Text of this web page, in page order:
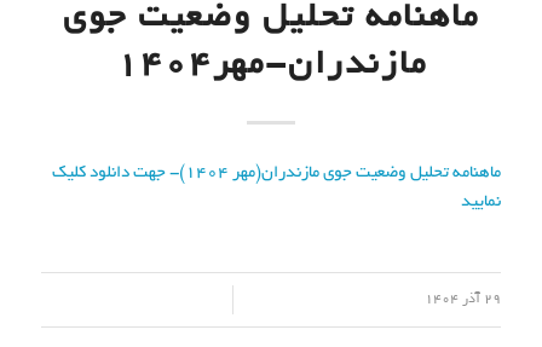
ماهنامه تحلیل وضعیت جوی
مازندران-مهر۱۴۰۴
ماهنامه تحلیل وضعیت جوی مازندران(مهر ۱۴۰۴)- جهت دانلود کلیک
نمایید
29 آذر 1404